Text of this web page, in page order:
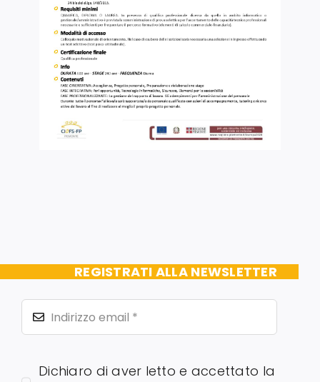
REGISTRATI ALLA NEWSLETTER
Dichiaro di aver letto e accettato la